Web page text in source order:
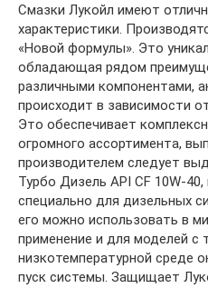
Смазки Лукойл имеют
характеристики.
«Новой формулы». Это
обладающая рядом
различными компонентами,
происходит в зависимости
Это обеспечивает
огромного ассортимента,
производителем следует
Турбо Дизель API CF 10W-
специально для дизельных
его можно использовать в
применение и для моделей с
низкотемпературной среде
пуск системы. Защищает